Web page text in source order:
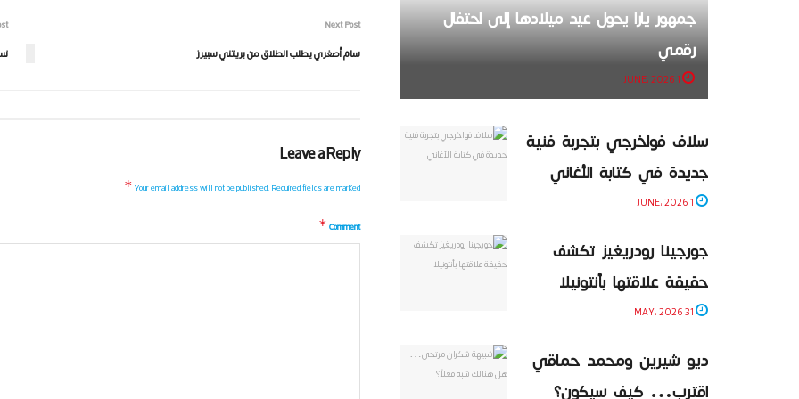
Next Post
سام أصغري يطلب الطلاق من بريتني سبيرز
Leave a Reply
Your email address will not be published.Required fields are marked
*
Comment
*
جمهور يارا يحول عيد ميلادها إلى احتفال
رقمي
سلاف فواخرجي بتجربة فنية
جديدة في كتابة الأغاني
جورجينا رودريغيز تكشف
حقيقة علاقتها بأنتونيلا
ديو شيرين ومحمد حماقي
اقترب… كيف سيكون؟